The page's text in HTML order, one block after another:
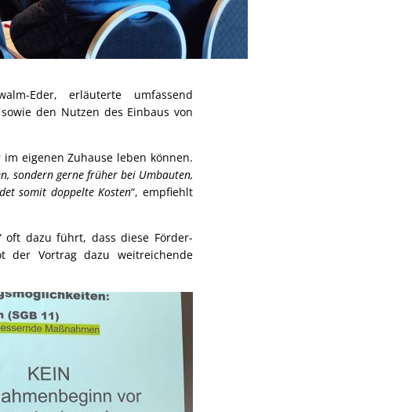
Eder, erläuterte umfassend
den Nutzen des Einbaus von
eigenen Zuhause leben können.
sondern gerne früher bei Umbauten,
somit doppelte Kosten“, empfiehlt
oft dazu führt, dass diese Förder-
der Vortrag dazu weitreichende